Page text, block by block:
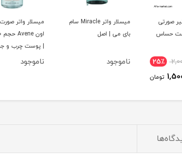
میسلار واتر Miracle سام
بای می | اصل
ناموجود
میسلار واتر صورت و چشم
اون Avene حجم 400 میل
| پوست چرب و جوش دار |